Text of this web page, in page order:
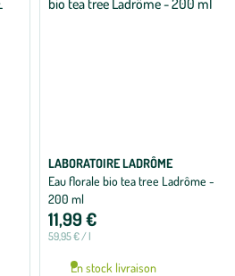
LABORATOIRE LADRÔME
Eau florale bio tea tree Ladrôme -
200 ml
11,99 €
59,95 € / l
En stock livraison